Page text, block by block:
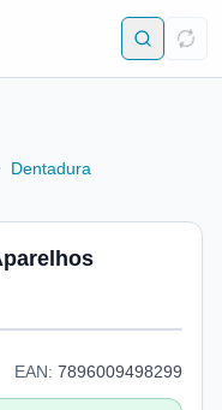
Dentadura
EAN: 7896009498299